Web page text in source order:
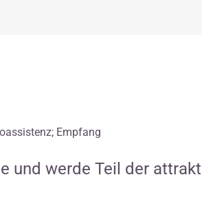
Empfang
und werde Teil der